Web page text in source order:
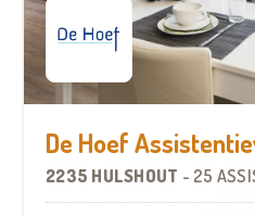
De Hoef
2235 HULSHOUT - 25